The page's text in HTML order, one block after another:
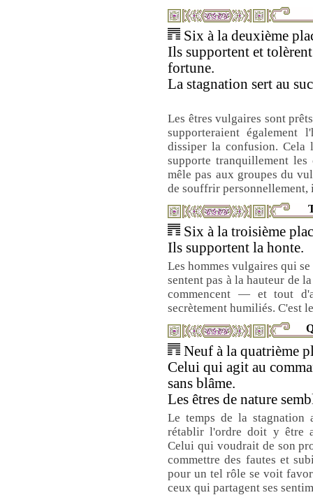
Six à la deuxième
Ils supportent et
fortune.
La stagnation sert au
Les êtres vulgaires sont
supporteraient
dissiper la confusion. Cela
supporte tranquillement
mêle pas aux groupes du
de souffrir personnellement,
Six à la troisième
Ils supportent la honte.
Les hommes vulgaires qui
sentent pas à la hauteur de
commencent — et tout
secrètement humiliés. C'est
Neuf à la quatrième
Celui qui agit au
sans blâme.
Les êtres de nature
Le temps de la stagnation
rétablir l'ordre doit y être
Celui qui voudrait de son
commettre des fautes et
pour un tel rôle se voit
ceux qui partagent ses